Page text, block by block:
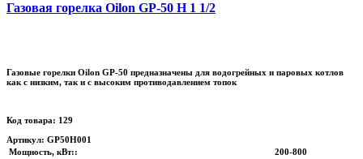
Газовая горелка Oilon GP-50 H 1 1/2
Газовые горелки Oilon GP-50 предназначены для водогрейных и паровых котлов
как с низким, так и с высоким противодавлением топок
Код товара: 129
Артикул: GP50H001
Мощность, кВт::
200-800